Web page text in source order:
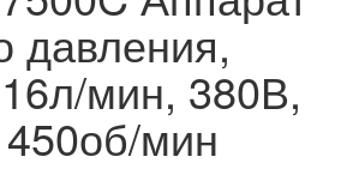
давления,
мин, 380В,
мин